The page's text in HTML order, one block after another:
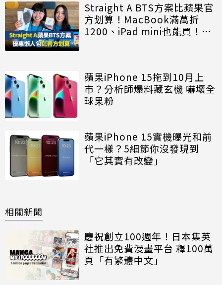
Straight A BTS方案比蘋果官
方划算！MacBook滿萬折
1200、iPad mini也能買！
蘋果iPhone 15拖到10月上
市？分析師爆料藏玄機 嚇壞全
球果粉
蘋果iPhone 15實機曝光和前
代一樣？5細節你沒發現到
「它其實有改變」
相關新聞
慶祝創立100週年！日本集英
社推出免費漫畫平台 釋100萬
頁「有繁體中文」